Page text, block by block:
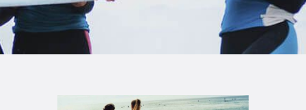
TIENDA FAMILY SURFERS
WEBCAM SALINAS
PEDIDOS